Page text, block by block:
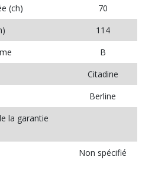
(ch)
70
114
B
Citadine
Berline
la garantie
Non spécifié